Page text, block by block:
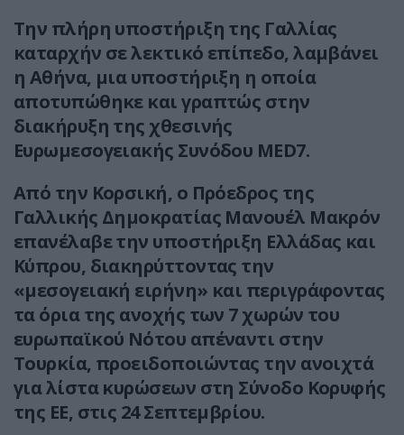
Την πλήρη υποστήριξη της Γαλλίας
καταρχήν σε λεκτικό επίπεδο, λαμβάνει
η Αθήνα, μια υποστήριξη η οποία
αποτυπώθηκε και γραπτώς στην
διακήρυξη της χθεσινής
Ευρωμεσογειακής Συνόδου MED7.
Από την Κορσική, ο Πρόεδρος της
Γαλλικής Δημοκρατίας Μανουέλ Μακρόν
επανέλαβε την υποστήριξη Ελλάδας και
Κύπρου, διακηρύττοντας την
«μεσογειακή ειρήνη» και περιγράφοντας
τα όρια της ανοχής των 7 χωρών του
ευρωπαϊκού Νότου απέναντι στην
Τουρκία, προειδοποιώντας την ανοιχτά
για λίστα κυρώσεων στη Σύνοδο Κορυφής
της ΕΕ, στις 24 Σεπτεμβρίου.